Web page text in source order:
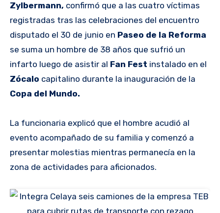
Zylbermann, confirmó que a las cuatro víctimas
registradas tras las celebraciones del encuentro
disputado el 30 de junio en Paseo de la Reforma
se suma un hombre de 38 años que sufrió un
infarto luego de asistir al Fan Fest instalado en el
Zócalo capitalino durante la inauguración de la
Copa del Mundo.
La funcionaria explicó que el hombre acudió al
evento acompañado de su familia y comenzó a
presentar molestias mientras permanecía en la
zona de actividades para aficionados.